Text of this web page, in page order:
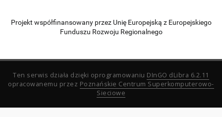
Projekt współfinansowany przez Unię Europejską z Europejskiego
Funduszu Rozwoju Regionalnego
Ten serwis działa dzięki oprogramowaniu DInGO dLibra 6.2.11
opracowanemu przez Poznańskie Centrum Superkomputerowo-
Sieciowe